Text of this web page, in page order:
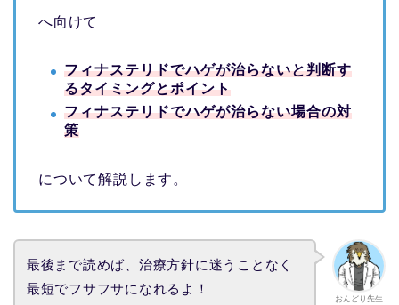
へ向けて
フィナステリドでハゲが治らないと判断す
るタイミングとポイント
フィナステリドでハゲが治らない場合の対
策
について解説します。
おんどり先生
最後まで読めば、治療方針に迷うことなく
最短でフサフサになれるよ！